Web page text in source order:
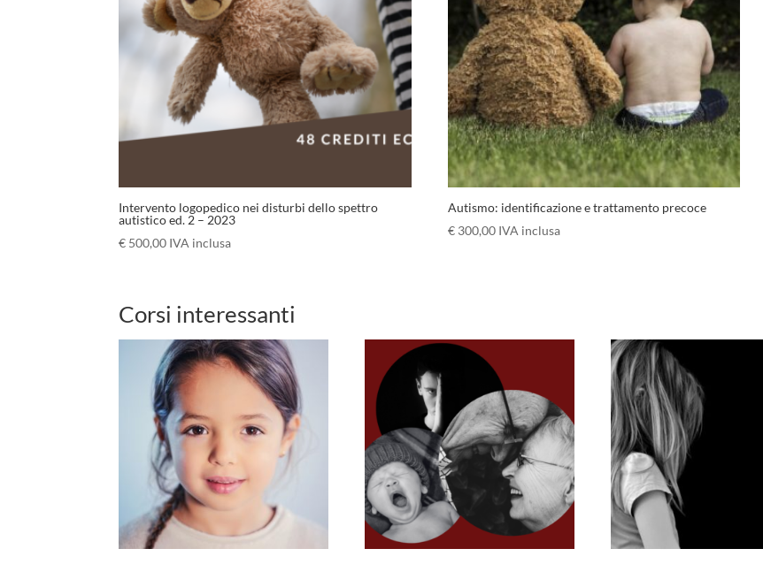
Intervento logopedico nei disturbi dello spettro
autistico ed. 2 – 2023
€ 500,00 IVA inclusa
Autismo: identificazione e trattamento precoce
€300,00 IVA inclusa
Corsi interessanti